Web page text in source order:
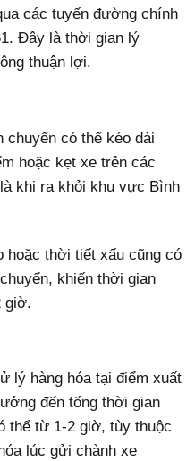
các tuyến đường chính
Đây là thời gian lý
thuận lợi.
có thể kéo dài
hoặc kẹt xe trên các
khi ra khỏi khu vực Bình
hoặc thời tiết xấu cũng có
khiến thời gian
giờ.
lý hàng hóa tại điểm xuất
đến tổng thời gian
thể từ 1-2 giờ, tùy thuộc
lúc gửi chành xe